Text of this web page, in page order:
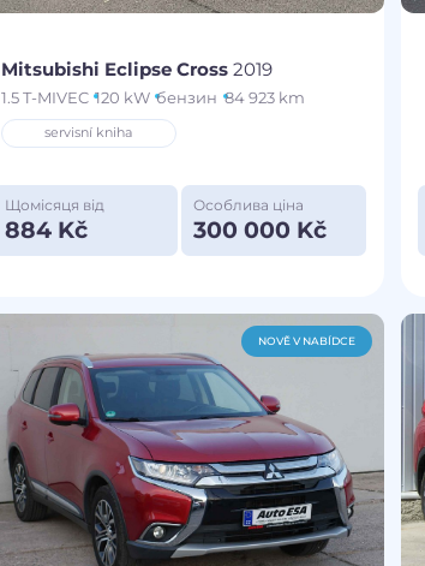
Mitsubishi Eclipse Cross 2019
1.5 T-MIVEC 120 kW бензин 84 923 km
servisní kniha
Щомісяця від
884 Kč
Особлива ціна
300 000 Kč
NOVĚ V NABÍDCE